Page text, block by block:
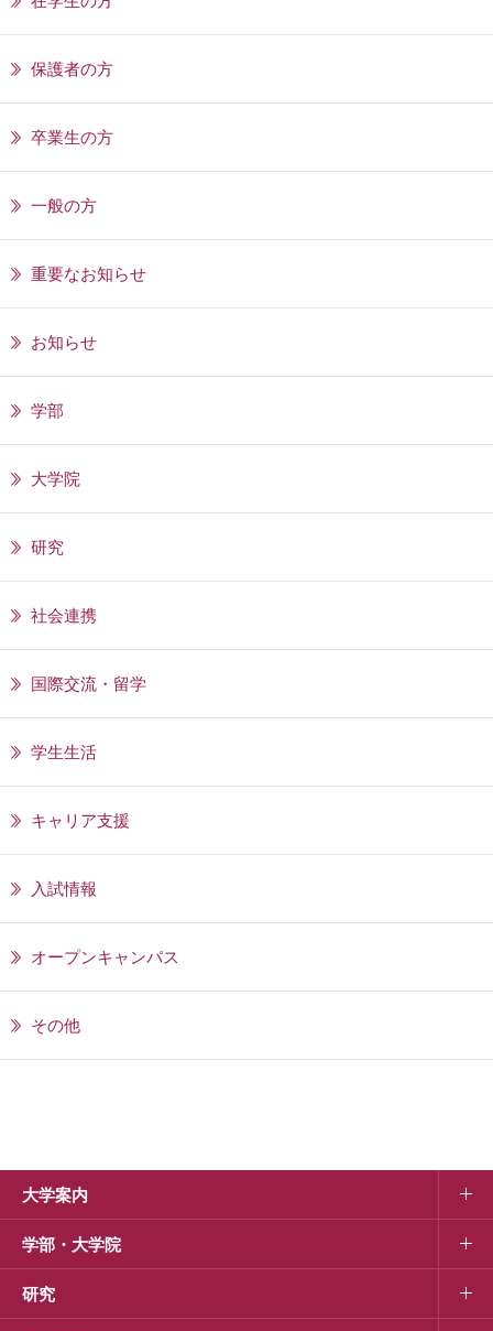
保護者の方
卒業生の方
一般の方
重要なお知らせ
お知らせ
学部
大学院
研究
社会連携
国際交流・留学
学生生活
キャリア支援
入試情報
オープンキャンパス
その他
大学案内
学部・大学院
研究